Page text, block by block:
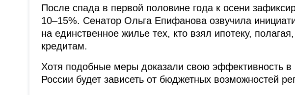
После спада в первой половине года к осени
10–15%. Сенатор Ольга Епифанова озвучила
на единственное жилье тех, кто взял ипотеку,
кредитам.
Хотя подобные меры доказали свою эффективность в
России будет зависеть от бюджетных возможностей